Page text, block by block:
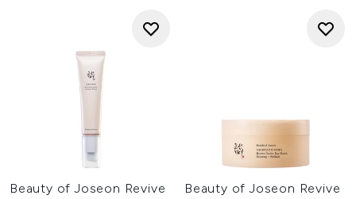
Beauty of Joseon Revive
Beauty of Joseon Revive